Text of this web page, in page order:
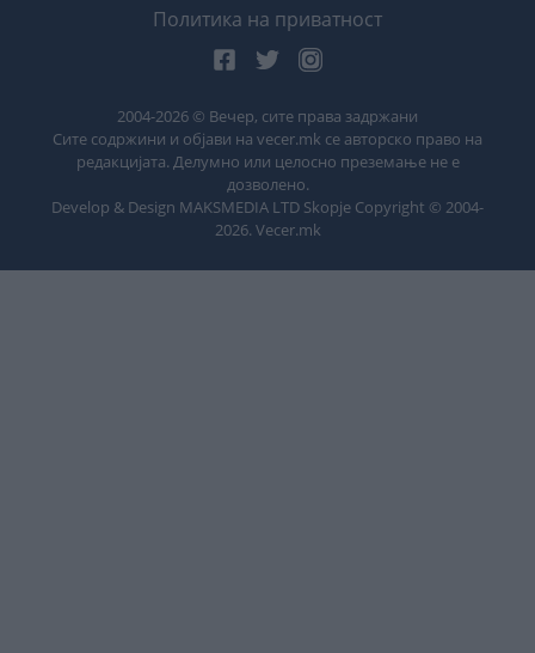
Политика на приватност
2004-2026 © Вечер, сите права задржани
Сите содржини и објави на vecer.mk се авторско право на
редакцијата. Делумно или целосно преземање не е
дозволено.
Develop & Design MAKSMEDIA LTD Skopje Copyright © 2004-
2026. Vecer.mk